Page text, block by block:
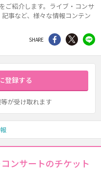
ご紹介します。ライブ・コンサ
事など、様々な情報コンテン
SHARE シェア Twitter
登録する
が受け取れます
ンサートのチケット